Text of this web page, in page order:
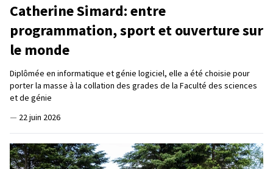
Catherine Simard: entre
programmation, sport et ouverture sur
le monde
Diplômée en informatique et génie logiciel, elle a été choisie pour
porter la masse à la collation des grades de la Faculté des sciences
et de génie
— 22 juin 2026